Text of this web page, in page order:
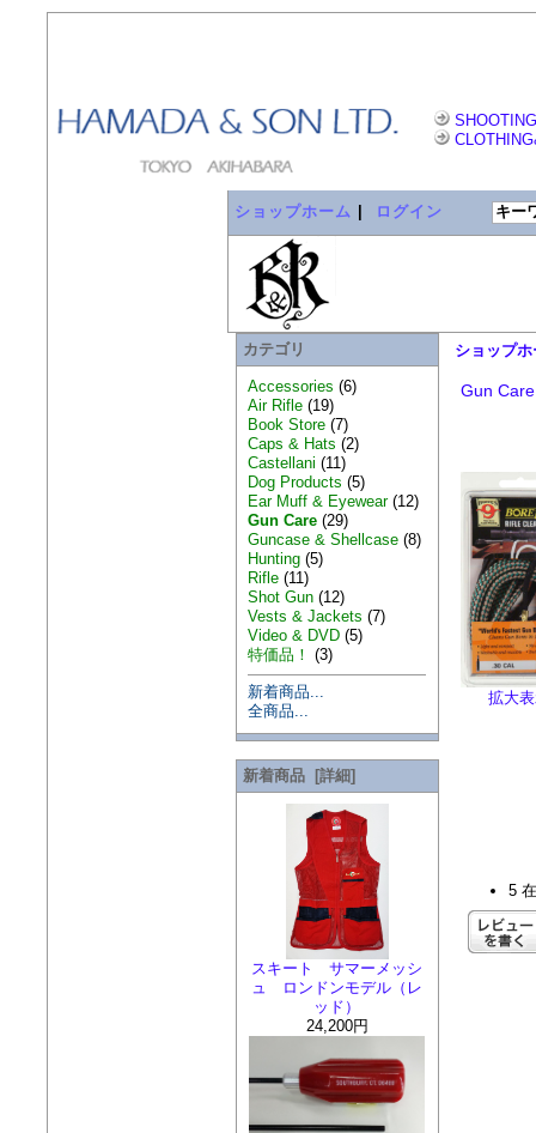
ショップホーム ログイン
カテゴリ
Accessories (6)
Air Rifle(19)
Book Store(7)
Caps & Hats (2)
Castellani (11)
Dog Products (5)
Ear Muff & Eyewear(12)
Gun Care(29)
Guncase & Shellcase(8)
Hunting(5)
Rifle(11)
Shot Gun(12)
Vests & Jackets (7)
Video & DVD(5)
特価品！ (3)
新着商品...
全商品...
新着商品 [詳細]
スキート サマーメッシ
ュ ロンドンモデル（レ
ッド）
24,200円
ショップ
Gun Care
拡大
5